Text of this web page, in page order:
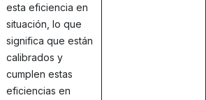
esta eficiencia en
situación, lo que
significa que están
calibrados y
cumplen estas
eficiencias en